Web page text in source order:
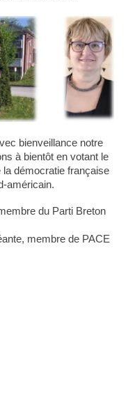
bienveillance notre
à bientôt en votant le
la démocratie française
américain.
du Parti Breton
membre de PACE